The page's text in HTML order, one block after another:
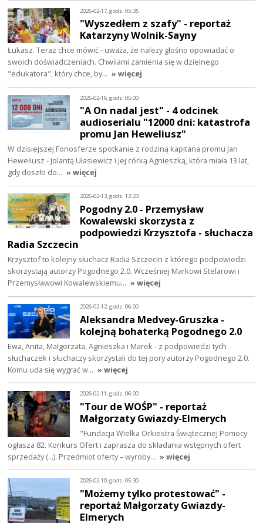
2026-02-17, godz. 05:35
"Wyszedłem z szafy" - reportaż
Katarzyny Wolnik-Sayny
Łukasz. Teraz chce mówić - uważa, że należy głośno opowiadać o
swoich doświadczeniach. Chwilami zamienia się w dzielnego
"edukatora", który chce, by… » więcej
2026-02-16, godz. 05:00
"A On nadal jest" - 4 odcinek
audioserialu "12000 dni: katastrofa
promu Jan Heweliusz"
W dzisiejszej Fonosferze spotkanie z rodziną kapitana promu Jan
Heweliusz - Jolantą Ułasiewicz i jej córką Agnieszką, która miała 13 lat,
gdy doszło do… » więcej
2026-02-13, godz. 12:23
Pogodny 2.0 - Przemysław
Kowalewski skorzysta z
podpowiedzi Krzysztofa - słuchacza
Radia Szczecin
Krzysztof to kolejny słuchacz Radia Szczecin z którego podpowiedzi
skorzystają autorzy Pogodnego 2.0. Wcześniej Markowi Stelarowi i
Przemysławowi Kowalewskiemu… » więcej
2026-02-12, godz. 06:00
Aleksandra Medvey-Gruszka -
kolejną bohaterką Pogodnego 2.0
Ewa, Anita, Małgorzata, Agnieszka i Marek - z podpowiedzi tych
słuchaczek i słuchaczy skorzystali do tej pory autorzy Pogodnego 2.0.
Komu uda się wygrać w… » więcej
2026-02-11, godz. 06:00
"Tour de WOŚP" - reportaż
Małgorzaty Gwiazdy-Elmerych
"Fundacja Wielka Orkiestra Świątecznej Pomocy
ogłasza 82. Konkurs Ofert i zaprasza do składania wstępnych ofert
sprzedaży (...). Przedmiot oferty – wyroby… » więcej
2026-02-10, godz. 05:30
"Możemy tylko protestować" -
reportaż Małgorzaty Gwiazdy-
Elmerych